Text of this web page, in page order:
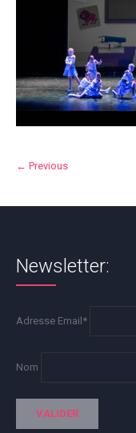
← Previous
Newsletter:
Adresse Email*
Nom